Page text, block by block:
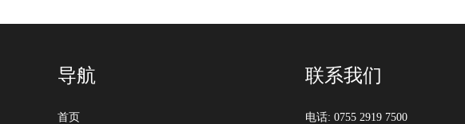
导航
首页
联系我们
电话: 0755 2919 7500